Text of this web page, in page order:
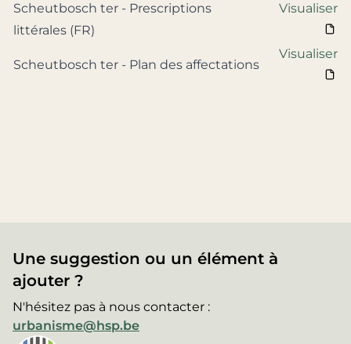
Scheutbosch ter - Prescriptions
littérales (FR)
Visualiser
Scheutbosch ter - Plan des affectations
Visualiser
Une suggestion ou un élément à
ajouter ?
N'hésitez pas à nous contacter :
urbanisme@hsp.be